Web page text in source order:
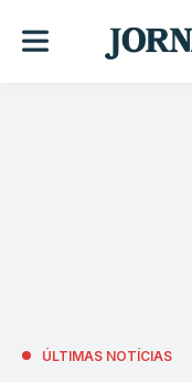
ÚLTIMAS NOTÍCIAS